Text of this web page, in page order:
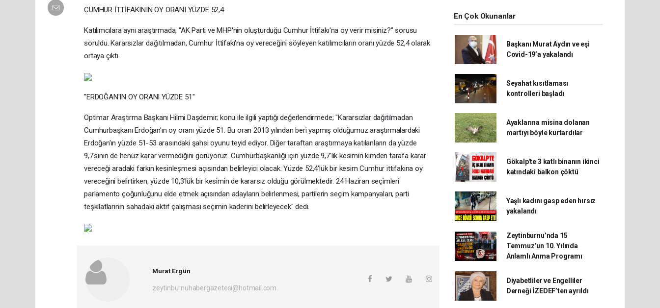
CUMHUR İTTİFAKININ OY ORANI YÜZDE 52,4
Katılımcılara aynı araştırmada, "AK Parti ve MHP'nin oluşturduğu Cumhur İttifakı'na oy verir misiniz?" sorusu
soruldu. Kararsızlar dağıtılmadan, Cumhur İttifakı'na oy vereceğini söyleyen katılımcıların oranı yüzde 52,4 olarak
ortaya çıktı.
"ERDOĞAN'IN OY ORANI YÜZDE 51"
Optimar Araştırma Başkanı Hilmi Daşdemir; konu ile ilgili yaptığı değerlendirmede; "Kararsızlar dağıtılmadan
Cumhurbaşkanı Erdoğan'ın oy oranı yüzde 51. Bu oran 2013 yılından beri yapmış olduğumuz araştırmalardaki
Erdoğan'ın yüzde 51-53 arasındaki şahsi oyunu teyid ediyor. Diğer taraftan araştırmaya katılanların da yüzde
9,7'sinin de henüz karar vermediğini görüyoruz. Cumhurbaşkanlığı için yüzde 9,7'lik kesimin kimden tarafa karar
vereceği aradaki farkın kesinleşmesi açısından belirleyici olacak. Yüzde 52,4'lük bir kesim Cumhur ittifakına oy
vereceğini belirtirken, yüzde 10,3'lük bir kesimin de kararsız olduğu görülmektedir. 24 Haziran seçimleri
parlamento çoğunluğunu elde etmek açısından adayların belirlenmesi, partilerin seçim kampanyaları, parti
teşkilatlarının sahadaki aktif çalışması seçimin kaderini belirleyecek" dedi.
Murat Ergün
zeytinburnuhabergazetesi@hotmail.com
En Çok Okunanlar
Başkanı Murat Aydın ve eşi
Covid-19’a yakalandı
Seyahat kısıtlaması
kontrolleri başladı
Ayaklarına misina dolanan
martıyı böyle kurtardılar
Gökalp'te 3 katlı binanın ikinci
katındaki balkon çöktü
Yaşlı kadını gasp eden hırsız
yakalandı
Zeytinburnu’nda 15
Temmuz’un 10. Yılında
Anlamlı Anma Programı
Diyabetliler ve Engelliler
Derneği İZEDEF’ten ayrıldı